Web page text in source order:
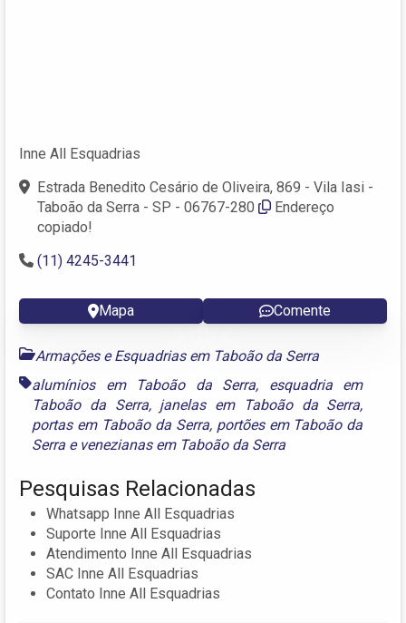
Inne All Esquadrias
Estrada Benedito Cesário de Oliveira, 869 - Vila Iasi -
Taboão da Serra - SP - 06767-280
Endereço
copiado!
(11) 4245-3441
Mapa Comente
Armações e Esquadrias em Taboão da Serra
alumínios em Taboão da Serra, esquadria em
Taboão da Serra, janelas em Taboão da Serra,
portas em Taboão da Serra, portões em Taboão da
Serra e venezianas em Taboão da Serra
Pesquisas Relacionadas
Whatsapp Inne All Esquadrias
Suporte Inne All Esquadrias
Atendimento Inne All Esquadrias
SAC Inne All Esquadrias
Contato Inne All Esquadrias